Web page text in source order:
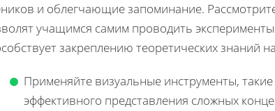
и облегчающие запоминание.
учащимся самим проводить
закреплению теоретических знаний
Применяйте визуальные инструменты,
эффективного представления сложных